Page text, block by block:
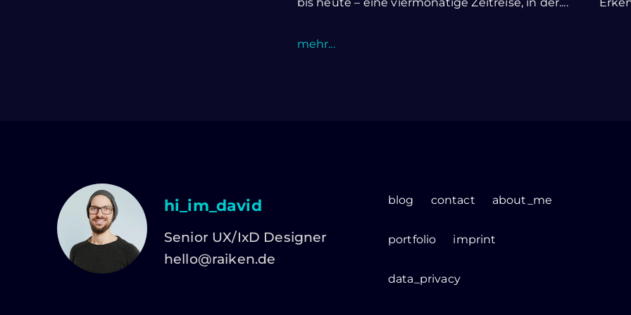
bis heute – eine viermonatige Zeitreise, in der....
mehr...
hi_im_david
Senior UX/IxD Designer
hello@raiken.de
blog contact about_me
portfolio imprint
data_privacy